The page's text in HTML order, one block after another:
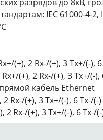
IEC 61000-4-2,
(+), 2 Rx-/(+), 3 Tx+/(-),
(+), 2 Rx-/(+), 3 Tx+/(-),
кабель Ethernet
Rx-/(+), 3 Tx+/(-), 6 Tx-/(-)
Rx-/(+), 3 Tx+/(-), 6 Tx-/